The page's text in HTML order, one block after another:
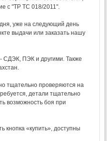
с "ТР ТС 018/2011".
уже на следующий день
выдачи или заказать нашу
СДЭК, ПЭК и другими. Также
тщательно проверяются на
детали тщательно
возможность боя при
кнопка «купить», доступны